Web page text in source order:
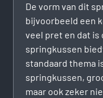
De vorm van dit
bijvoorbeeld een
veel pret en dat is
springkussen
standaard thema
springkussen,
maar ook zeker